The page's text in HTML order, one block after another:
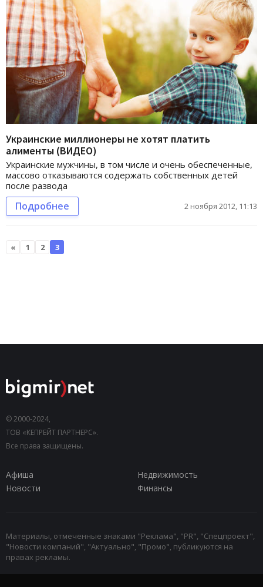
Украинские миллионеры не хотят платить
алименты (ВИДЕО)
Украинские мужчины, в том числе и очень обеспеченные,
массово отказываются содержать собственных детей
после развода
Подробнее 2 ноября 2012, 11:13
« 1 2 3
© 2000-2024,
ТОВ «КЕПРЕЙТ ПАРТНЕРС».
Все права защищены.
Афиша
Недвижимость
Новости
Финансы
Материалы, отмеченные знаками "Реклама", "PR", "Спецпроект",
"Новости компаний", "Актуально", "Промо", публикуются на
правах рекламы.